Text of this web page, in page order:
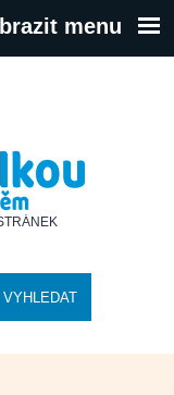
menu
VYHLEDAT